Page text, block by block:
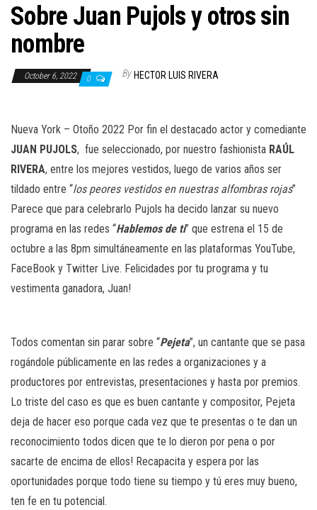
Sobre Juan Pujols y otros sin
nombre
October 6, 2022 0 By HECTOR LUIS RIVERA
Nueva York – Otoño 2022 Por fin el destacado actor y comediante
JUAN PUJOLS, fue seleccionado, por nuestro fashionista RAÚL
RIVERA, entre los mejores vestidos, luego de varios años ser
tildado entre “los peores vestidos en nuestras alfombras rojas”
Parece que para celebrarlo Pujols ha decido lanzar su nuevo
programa en las redes “Hablemos de ti” que estrena el 15 de
octubre a las 8pm simultáneamente en las plataformas YouTube,
FaceBook y Twitter Live. Felicidades por tu programa y tu
vestimenta ganadora, Juan!
Todos comentan sin parar sobre “Pejeta”, un cantante que se pasa
rogándole públicamente en las redes a organizaciones y a
productores por entrevistas, presentaciones y hasta por premios.
Lo triste del caso es que es buen cantante y compositor, Pejeta
deja de hacer eso porque cada vez que te presentas o te dan un
reconocimiento todos dicen que te lo dieron por pena o por
sacarte de encima de ellos! Recapacita y espera por las
oportunidades porque todo tiene su tiempo y tú eres muy bueno,
ten fe en tu potencial.